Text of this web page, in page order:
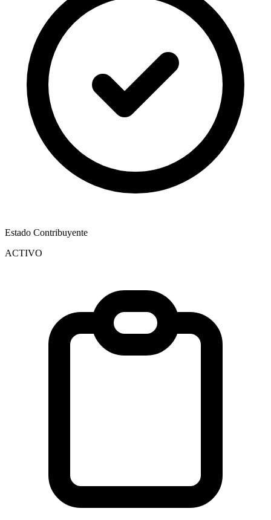
Estado Contribuyente
ACTIVO